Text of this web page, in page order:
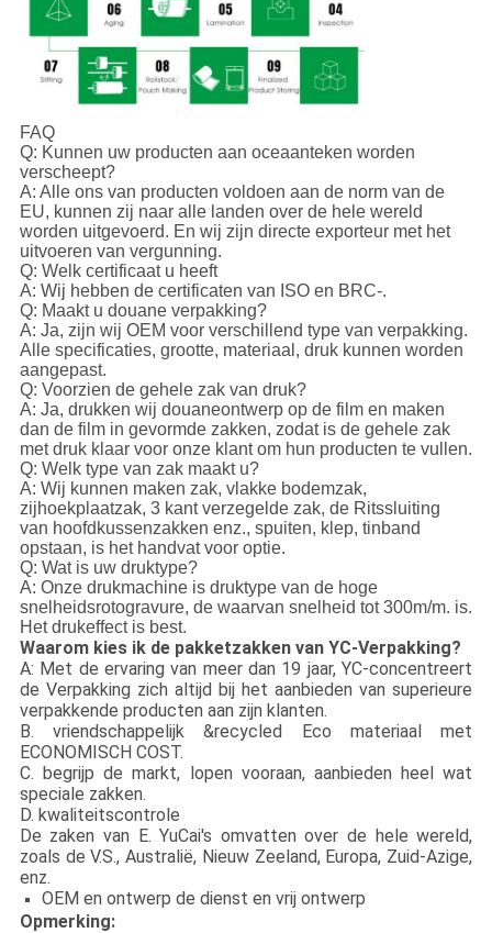
FAQ
Q: Kunnen uw producten aan oceaanteken worden
verscheept?
A: Alle ons van producten voldoen aan de norm van de
EU, kunnen zij naar alle landen over de hele wereld
worden uitgevoerd. En wij zijn directe exporteur met het
uitvoeren van vergunning.
Q: Welk certificaat u heeft
A: Wij hebben de certificaten van ISO en BRC-.
Q: Maakt u douane verpakking?
A: Ja, zijn wij OEM voor verschillend type van verpakking.
Alle specificaties, grootte, materiaal, druk kunnen worden
aangepast.
Q: Voorzien de gehele zak van druk?
A: Ja, drukken wij douaneontwerp op de film en maken
dan de film in gevormde zakken, zodat is de gehele zak
met druk klaar voor onze klant om hun producten te vullen.
Q: Welk type van zak maakt u?
A: Wij kunnen maken zak, vlakke bodemzak,
zijhoekplaatzak, 3 kant verzegelde zak, de Ritssluiting
van hoofdkussenzakken enz., spuiten, klep, tinband
opstaan, is het handvat voor optie.
Q: Wat is uw druktype?
A: Onze drukmachine is druktype van de hoge
snelheidsrotogravure, de waarvan snelheid tot 300m/m. is.
Het drukeffect is best.
Waarom kies ik de pakketzakken van YC-Verpakking?
A: Met de ervaring van meer dan 19 jaar, YC-concentreert
de Verpakking zich altijd bij het aanbieden van superieure
verpakkende producten aan zijn klanten.
B. vriendschappelijk &recycled Eco materiaal met
ECONOMISCH COST.
C. begrijp de markt, lopen vooraan, aanbieden heel wat
speciale zakken.
D. kwaliteitscontrole
De zaken van E. YuCai's omvatten over de hele wereld,
zoals de V.S., Australië, Nieuw Zeeland, Europa, Zuid-Azige,
enz.
OEM en ontwerp de dienst en vrij ontwerp
Opmerking: